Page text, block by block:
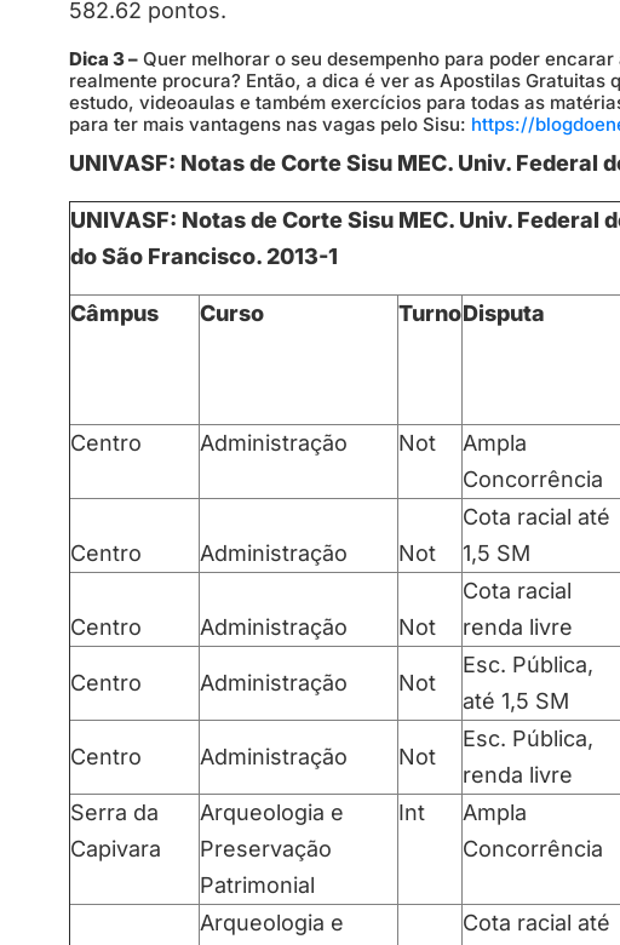
582.62 pontos.
Dica 3 – Quer melhorar o seu desempenho para poder
realmente procura? Então, a dica é ver as Apostilas Gratuitas
estudo, videoaulas e também exercícios para todas as
para ter mais vantagens nas vagas pelo Sisu: https://
UNIVASF: Notas de Corte Sisu MEC. Univ. Federal
UNIVASF: Notas de Corte Sisu MEC. Univ. Federal
do São Francisco. 2013-1
Câmpus Curso TurnoDisputa
Centro Administração Not
Ampla
Concorrência
Centro Administração Not
Cota racial até
1,5 SM
Centro Administração Not
Cota racial
renda livre
Centro Administração Not
Esc. Pública,
até 1,5 SM
Centro Administração Not
Esc. Pública,
renda livre
Serra da
Capivara
Arqueologia e
Preservação
Patrimonial
Int
Ampla
Concorrência
Arqueologia e
Cota racial até